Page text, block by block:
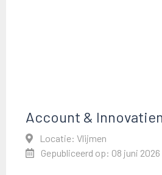
Account &
Locatie: Vlijmen
Gepubliceerd op: 08 juni 2026